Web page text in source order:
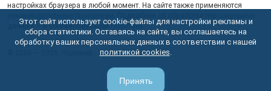
настройках браузера в любой момент. На сайте также применяются
данных — в соответствующейПолитике.
Этот сайт использует cookie-файлы для настройки рекламы и
сбора статистики. Оставаясь на сайте, вы соглашаетесь на
обработку ваших персональных данных в соответствии с нашей
политикой cookies.
Принять